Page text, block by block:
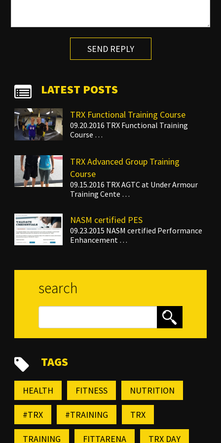
SEND REPLY
LATEST POSTS
TRX Functional Training Course
09.20.2016 TRX Functional Training
Course …
TRX Advanced Group Training
Course
09.15.2016 TRX AGTC at Under Armour
Training Cente …
NASM certified PES
09.23.2015 NASM certified Performance
Enhancement …
search
TAGS
HEALTH FITNESS NUTRITION
#TRX #TRAINING TRX
TRAINING FITTARENA TRX DAY